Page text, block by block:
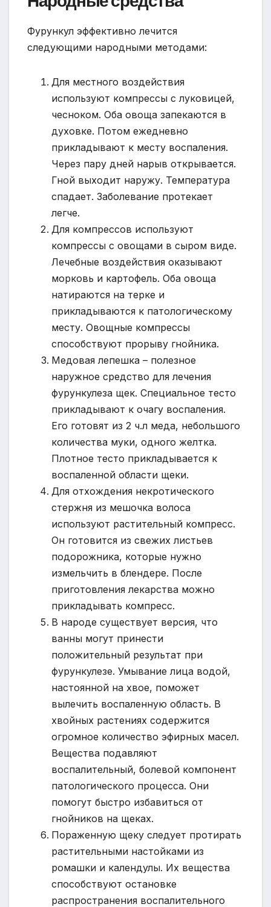
Фурункул эффективно лечится
следующими народными методами:
Для местного воздействия
используют компрессы с луковицей,
чесноком. Оба овоща запекаются в
духовке. Потом ежедневно
прикладывают к месту воспаления.
Через пару дней нарыв открывается.
Гной выходит наружу. Температура
спадает. Заболевание протекает
легче.
Для компрессов используют
компрессы с овощами в сыром виде.
Лечебные воздействия оказывают
морковь и картофель. Оба овоща
натираются на терке и
прикладываются к патологическому
месту. Овощные компрессы
способствуют прорыву гнойника.
Медовая лепешка – полезное
наружное средство для лечения
фурункулеза щек. Специальное тесто
прикладывают к очагу воспаления.
Его готовят из 2 ч.л меда, небольшого
количества муки, одного желтка.
Плотное тесто прикладывается к
воспаленной области щеки.
Для отхождения некротического
стержня из мешочка волоса
используют растительный компресс.
Он готовится из свежих листьев
подорожника, которые нужно
измельчить в блендере. После
приготовления лекарства можно
прикладывать компресс.
В народе существует версия, что
ванны могут принести
положительный результат при
фурункулезе. Умывание лица водой,
настоянной на хвое, поможет
вылечить воспаленную область. В
хвойных растениях содержится
огромное количество эфирных масел.
Вещества подавляют
воспалительный, болевой компонент
патологического процесса. Они
помогут быстро избавиться от
гнойников на щеках.
Пораженную щеку следует протирать
растительными настойками из
ромашки и календулы. Их вещества
способствуют остановке
распространения воспалительного